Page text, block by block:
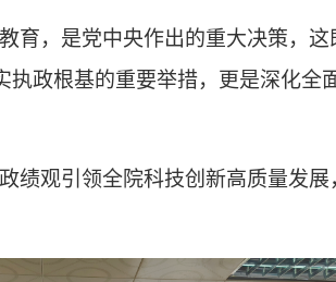
育，是党中央作出的重大决策，
政根基的重要举措，更是深化全
绩观引领全院科技创新高质量发